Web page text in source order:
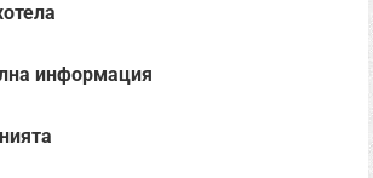
информация